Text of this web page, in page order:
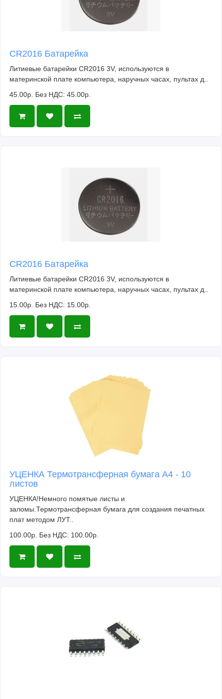
CR2016 Батарейка
Литиевые батарейки CR2016 3V, используются в
материнской плате компьютера, наручных часах, пультах д..
45.00р. Без НДС: 45.00р.
CR2016 Батарейка
Литиевые батарейки CR2016 3V, используются в
материнской плате компьютера, наручных часах, пультах д..
15.00р. Без НДС: 15.00р.
УЦЕНКА Термотрансферная бумага А4 - 10
листов
УЦЕНКА!Немного помятые листы и
заломы.Термотрансферная бумага для создания печатных
плат методом ЛУТ..
100.00р. Без НДС: 100.00р.